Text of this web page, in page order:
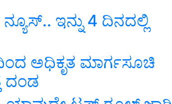
ಇನ್ನು 4 ದಿನದಲ್ಲಿ
ಅಧಿಕೃತ ಮಾರ್ಗಸೂಚಿ
ದಂಡ